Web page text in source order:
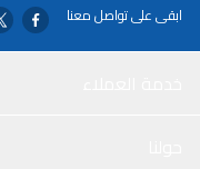
ابقى على تواصل معنا